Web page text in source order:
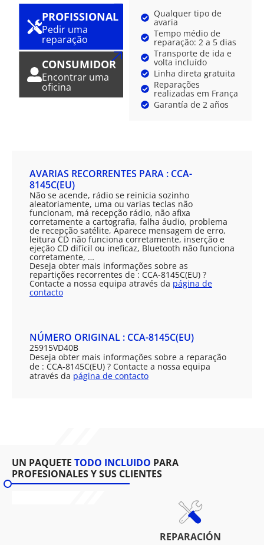
PROFISSIONAL
Pedir uma
reparação
CONSUMIDOR
Encontrar uma
oficina
Qualquer tipo de
avaria
Tempo médio de
reparação: 2 a 5 dias
Transporte de ida e
volta incluído
Linha direta gratuita
Reparações
realizadas em França
Garantía de 2 años
AVARIAS RECORRENTES PARA : CCA-
8145C(EU)
Não se acende, rádio se reinicia sozinho
aleatoriamente, uma ou varias teclas não
funcionam, má recepção rádio, não afixa
corretamente a cartografia, falha áudio, problema
de recepção satélite, Aparece mensagem de erro,
leitura CD não funciona corretamente, inserção e
ejeção CD difícil ou ineficaz, Bluetooth não funciona
corretamente, …
Deseja obter mais informações sobre as
repartições recorrentes de : CCA-8145C(EU) ?
Contacte a nossa equipa através da página de
contacto
NÚMERO ORIGINAL : CCA-8145C(EU)
25915VD40B
Deseja obter mais informações sobre a reparação
de : CCA-8145C(EU) ? Contacte a nossa equipa
através da página de contacto
UN PAQUETE TODO INCLUIDO PARA
PROFESIONALES Y SUS CLIENTES
REPARACIÓN